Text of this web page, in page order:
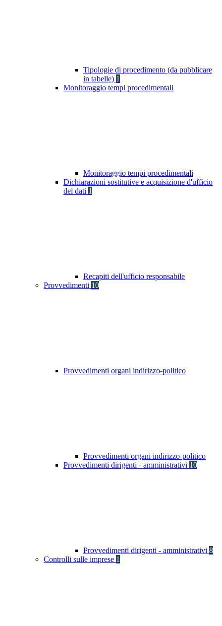
Tipologie di procedimento (da pubblicare
in tabelle) 1
Monitoraggio tempi procedimentali
Monitoraggio tempi procedimentali
Dichiarazioni sostitutive e acquisizione d'ufficio
dei dati 1
Recapiti dell'ufficio responsabile
Provvedimenti 10
Provvedimenti organi indirizzo-politico
Provvedimenti organi indirizzo-politico
Provvedimenti dirigenti - amministrativi 10
Provvedimenti dirigenti - amministrativi 8
Controlli sulle imprese 1